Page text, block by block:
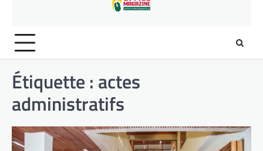
Étiquette : actes
administratifs